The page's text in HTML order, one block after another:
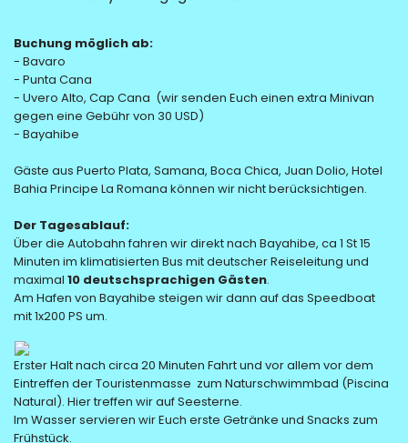
Buchung möglich ab:
- Bavaro
- Punta Cana
- Uvero Alto, Cap Cana (wir senden Euch einen extra Minivan
gegen eine Gebühr von 30 USD)
- Bayahibe
Gäste aus Puerto Plata, Samana, Boca Chica, Juan Dolio, Hotel
Bahia Principe La Romana können wir nicht berücksichtigen.
Der Tagesablauf:
Über die Autobahn fahren wir direkt nach Bayahibe, ca 1 St 15
Minuten im klimatisierten Bus mit deutscher Reiseleitung und
maximal 10 deutschsprachigen Gästen.
Am Hafen von Bayahibe steigen wir dann auf das Speedboat
mit 1x200 PS um.
Erster Halt nach circa 20 Minuten Fahrt und vor allem vor dem
Eintreffen der Touristenmasse zum Naturschwimmbad (Piscina
Natural). Hier treffen wir auf Seesterne.
Im Wasser servieren wir Euch erste Getränke und Snacks zum
Frühstück.